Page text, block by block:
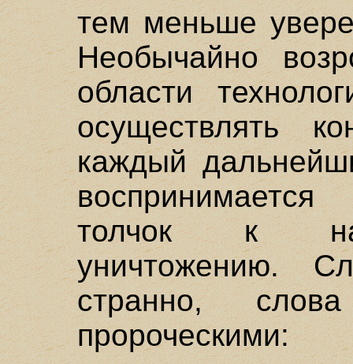
тем меньше
Необычайно
области
осуществлять
каждый
толчок к
уничтожению.
странно,
пророческими: